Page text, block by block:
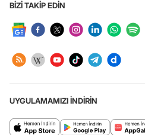
BİZİ TAKİP EDİN
UYGULAMAMIZI İNDİRİN